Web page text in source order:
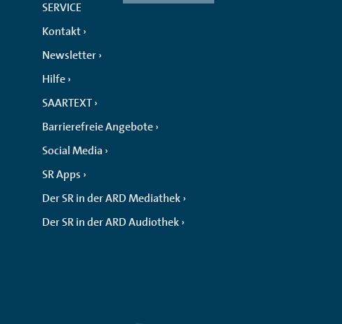
SERVICE
Kontakt
Newsletter
Hilfe
SAARTEXT
Barrierefreie Angebote
Social Media
SR Apps
Der SR in der ARD Mediathek
Der SR in der ARD Audiothek